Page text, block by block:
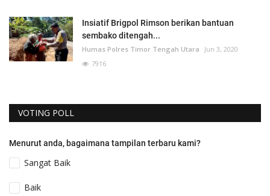
Insiatif Brigpol Rimson berikan bantuan
sembako ditengah...
Humas Polres Timor Tengah Utara
Jun 3, 2020
7916
VOTING POLL
Menurut anda, bagaimana tampilan terbaru kami?
Sangat Baik
Baik